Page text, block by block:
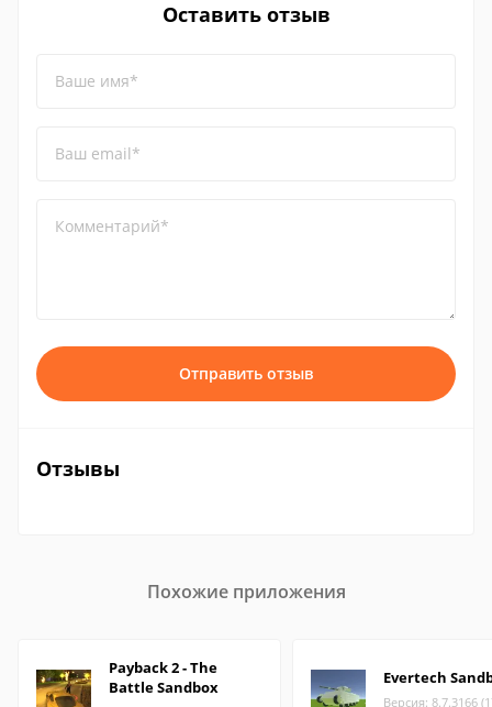
Оставить отзыв
Ваше имя*
Ваш email*
Комментарий*
Отправить отзыв
Отзывы
Похожие приложения
Payback 2 - The
Battle Sandbox
Evertech
Версия: 8.7.3166